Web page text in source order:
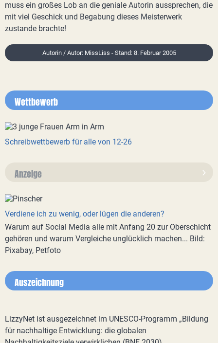
muss ein großes Lob an die geniale Autorin aussprechen, die
mit viel Geschick und Begabung dieses Meisterwerk
zustande brachte!
Autorin / Autor: MissLiss - Stand: 8. Februar 2005
Wettbewerb
Schreibwettbewerb für alle von 12-26
Anzeige
Verdiene ich zu wenig, oder lügen die anderen?
Warum auf Social Media alle mit Anfang 20 zur Oberschicht
gehören und warum Vergleiche unglücklich machen... Bild:
Pixabay, Petfoto
Auszeichnung
LizzyNet ist ausgezeichnet im UNESCO-Programm „Bildung
für nachhaltige Entwicklung: die globalen